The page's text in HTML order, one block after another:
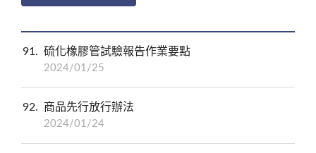
91 硫化橡膠管試驗報告作業要點
2024/01/25
92 商品先行放行辦法
2024/01/24